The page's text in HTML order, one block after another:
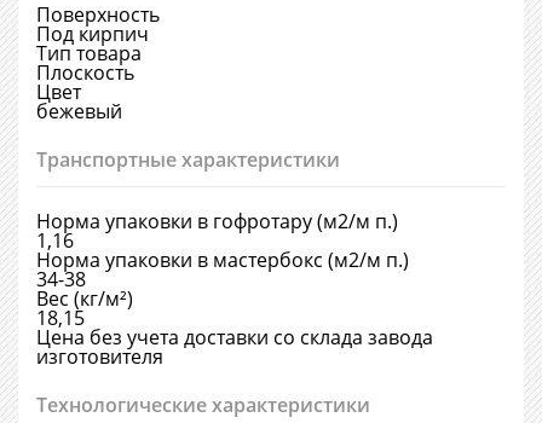
Поверхность
Под кирпич
Тип товара
Плоскость
Цвет
бежевый
Транспортные характеристики
Норма упаковки в гофротару (м2/м п.)
1,16
Норма упаковки в мастербокс (м2/м п.)
34-38
Вес (кг/м²)
18,15
Цена без учета доставки со склада завода
изготовителя
Технологические характеристики